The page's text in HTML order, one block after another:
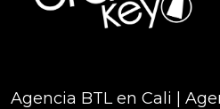
Agencia BTL en Cali |